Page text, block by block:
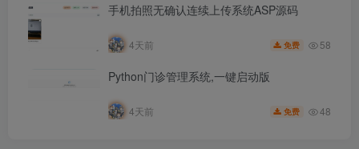
手机拍照无确认连续上传系统ASP源码
4天前 免费 58
Python门诊管理系统,一键启动版
4天前 免费 48